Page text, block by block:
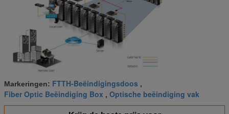
Markeringen: FTTH-Beëindigingsdoos ,
Fiber Optic Beëindiging Box , Optische beëindiging vak